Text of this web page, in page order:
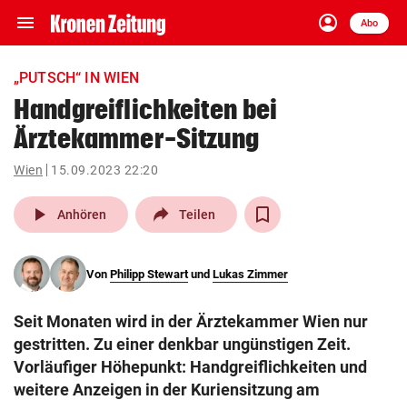
menu Navigation
ein-/ausklappen
account_circle
Anmelden
Abo
close Schließen
account_circle Anmelden
pin_drop
Wien arrow_right
search
eingeben
„PUTSCH“ IN WIEN
Handgreiflichkeiten bei
Ärztekammer-Sitzung
Wien 15.09.2023 22:20
play_arrow Anhören Teilen
Von Philipp Stewartund Lukas Zimmer
Seit Monaten wird in der Ärztekammer Wien nur
gestritten. Zu einer denkbar ungünstigen Zeit.
Vorläufiger Höhepunkt: Handgreiflichkeiten und
weitere Anzeigen in der Kuriensitzung am